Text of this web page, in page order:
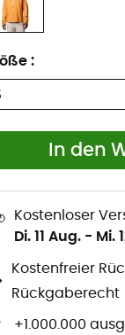
:
In den
Kostenloser
Di. 11 Aug. - Mi.
Kostenfreier
Rückgaberecht
+1.000.000